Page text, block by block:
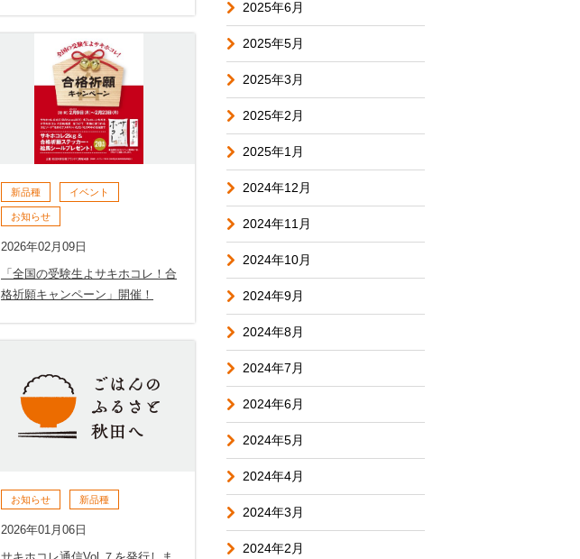
新品種 イベント
お知らせ
2026年02月09日
「全国の受験生よサキホコレ！合
格祈願キャンペーン」開催！
お知らせ 新品種
2026年01月06日
2025年6月
2025年5月
2025年3月
2025年2月
2025年1月
2024年12月
2024年11月
2024年10月
2024年9月
2024年8月
2024年7月
2024年6月
2024年5月
2024年4月
2024年3月
2024年2月